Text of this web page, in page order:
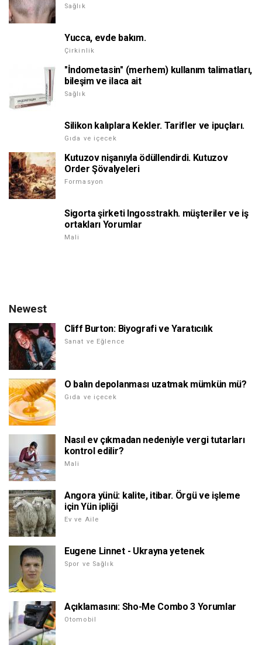
Sağlık
Yucca, evde bakım.
Çirkinlik
"İndometasin" (merhem) kullanım talimatları,
bileşim ve ilaca ait
Sağlık
Silikon kalıplara Kekler. Tarifler ve ipuçları.
Gıda ve içecek
Kutuzov nişanıyla ödüllendirdi. Kutuzov
Order Şövalyeleri
Formasyon
Sigorta şirketi Ingosstrakh. müşteriler ve iş
ortakları Yorumlar
Mali
Newest
Cliff Burton: Biyografi ve Yaratıcılık
Sanat ve Eğlence
O balın depolanması uzatmak mümkün mü?
Gıda ve içecek
Nasıl ev çıkmadan nedeniyle vergi tutarları
kontrol edilir?
Mali
Angora yünü: kalite, itibar. Örgü ve işleme
için Yün ipliği
Ev ve Aile
Eugene Linnet - Ukrayna yetenek
Spor ve Sağlık
Açıklamasını: Sho-Me Combo 3 Yorumlar
Otomobil